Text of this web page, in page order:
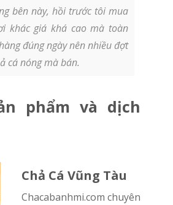
bên này, hồi trước tôi mua
khác giá khá cao mà toàn
đúng ngày nên nhiều đợt
cá nóng mà bán.
phẩm và dịch
Chả Cá Vũng Tàu
chacabanhmi.com chuyên